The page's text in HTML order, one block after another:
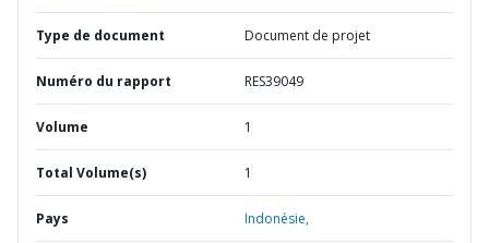
Type de document Document de projet
Numéro du rapport RES39049
Volume 1
Total Volume(s) 1
Pays Indonésie,